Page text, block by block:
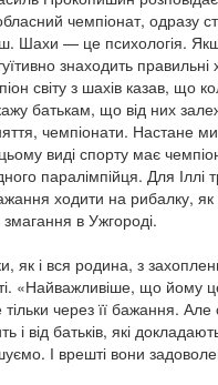
чемпіонат, одразу
Шахи — це психологія.
знаходить
світу з шахів казав, що
батькам, що від них
чемпіонати. Настане
виді спорту має
паралімпійця. Для
ходити на рибалку,
в Ужгороді.
як і вся родина, з
«Найважливіше, що
через її бажання.
від батьків, які
І врешті вони